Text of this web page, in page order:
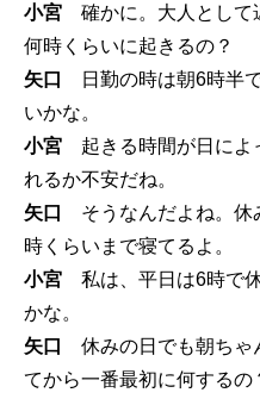
小宮 確かに。大人として
何時くらいに起きるの？
矢口
日勤の時は朝6時半
いかな。
小宮 起きる時間が日によ
れるか不安だね。
矢口 そうなんだよね。
時くらいまで寝てるよ。
小宮 私は、平日は6時で
かな。
矢口 休みの日でも朝ちゃ
てから一番最初に何するの